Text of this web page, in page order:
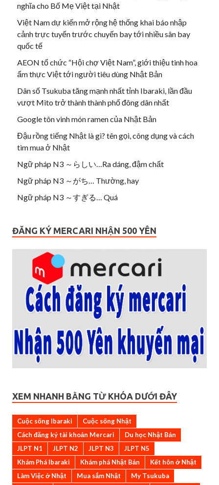
nghĩa cho Bố Mẹ Việt tại Nhật
Việt Nam dự kiến mở rộng hệ thống khai báo nhập
cảnh trực tuyến trước chuyến bay tới nhiều sân bay
quốc tế
AEON tổ chức “Hội chợ Việt Nam”, giới thiệu tinh hoa
ẩm thực Việt tới người tiêu dùng Nhật Bản
Dân số Tsukuba tăng mạnh nhất tỉnh Ibaraki, lần đầu
vượt Mito trở thành thành phố đông dân nhất
Google tôn vinh món ramen của Nhật Bản
Đậu rồng tiếng Nhật là gì? tên gọi, công dụng và cách
tìm mua ở Nhật
Ngữ pháp N3 ～らしい…Ra dáng, đậm chất
Ngữ pháp N3 ～がち… Thường, hay
Ngữ pháp N3 ～すぎる… Quá
ĐĂNG KÝ MERCARI NHẬN 500 YÊN
XEM NHANH BẰNG TỪ KHÓA DƯỚI ĐÂY
Cuộc sống Ibaraki
Cuộc sống Nhật
Cách đăng ký tài khoản Mercari
Du học Nhật Bản
JLPT N1
JLPT N2 JLPT N3
JLPT N5
Khám Phá Ibaraki
Khám phá Nhật Bản
Kết hôn ở Nhật
Làm Việc ở Nhật
Mua sắm Nhật
My Tsukuba